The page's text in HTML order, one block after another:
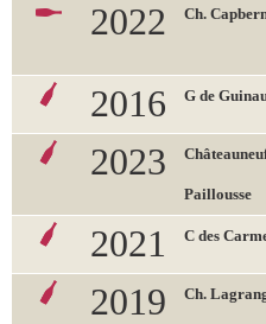
2022 Ch.
2016 G de
2023
Paillousse
2021 C des
2019 Ch.